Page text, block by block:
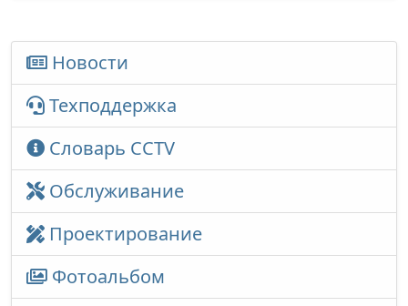
Новости
Техподдержка
Словарь CCTV
Обслуживание
Проектирование
Фотоальбом